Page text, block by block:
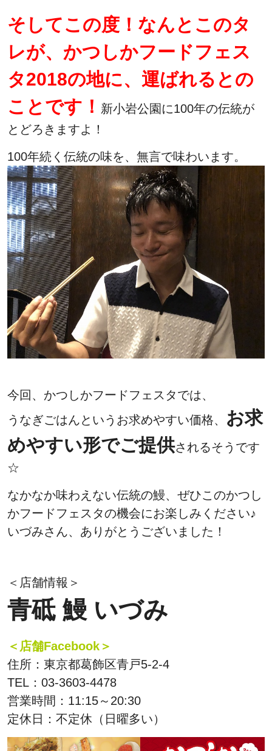
そしてこの度！なんとこのタ
レが、かつしかフードフェス
タ2018の地に、運ばれるとの
ことです！ 新小岩公園に100年の伝統が
とどろきますよ！
100年続く伝統の味を、無言で味わいます。
今回、かつしかフードフェスタでは、
うなぎごはんというお求めやすい価格、 お求
めやすい形でご提供されるそうです
☆
なかなか味わえない伝統の鰻、ぜひこのかつし
かフードフェスタの機会にお楽しみください♪
いづみさん、ありがとうございました！
＜店舗情報＞
青砥 鰻 いづみ
＜店舗Facebook＞
住所：東京都葛飾区青戸5-2-4
TEL：03-3603-4478
営業時間：11:15～20:30
定休日：不定休（日曜多い）